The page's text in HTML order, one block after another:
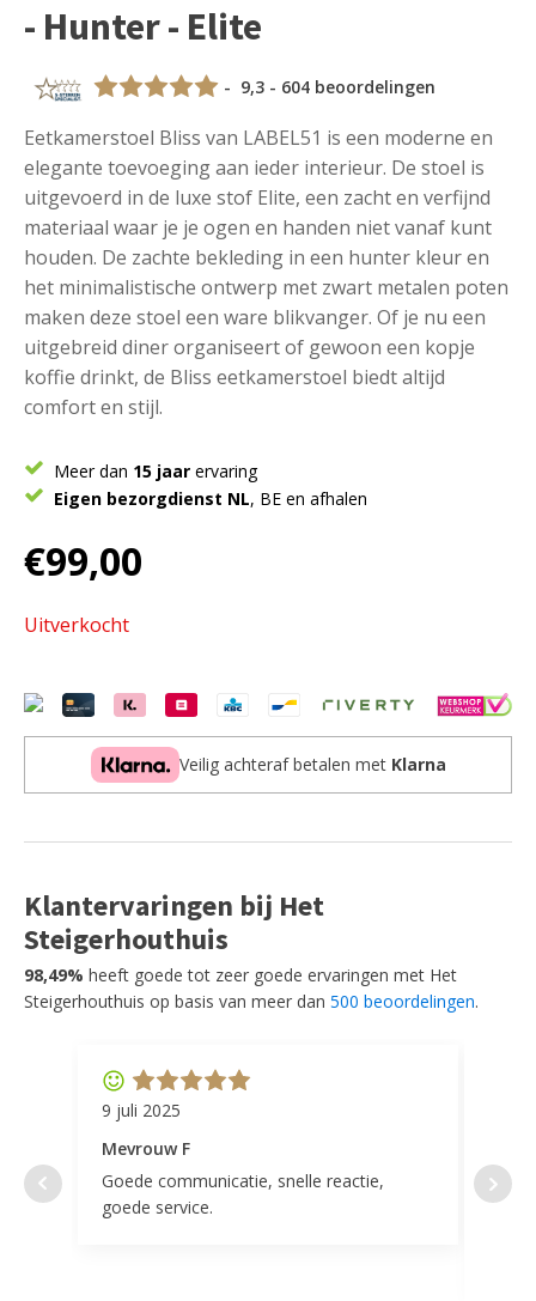
- Hunter - Elite
- 9,3 - 604 beoordelingen
Eetkamerstoel Bliss van LABEL51 is een moderne en
elegante toevoeging aan ieder interieur. De stoel is
uitgevoerd in de luxe stof Elite, een zacht en verfijnd
materiaal waar je je ogen en handen niet vanaf kunt
houden. De zachte bekleding in een hunter kleur en
het minimalistische ontwerp met zwart metalen poten
maken deze stoel een ware blikvanger. Of je nu een
uitgebreid diner organiseert of gewoon een kopje
koffie drinkt, de Bliss eetkamerstoel biedt altijd
comfort en stijl.
Meer dan 15 jaar ervaring
Eigen bezorgdienst NL, BE en afhalen
€99,00
Uitverkocht
Veilig achteraf betalen met Klarna
Klantervaringen bij Het
Steigerhouthuis
98,49% heeft goede tot zeer goede ervaringen met Het
Steigerhouthuis op basis van meer dan 500 beoordelingen.
9 juli 2025
Mevrouw F
Goede communicatie, snelle reactie,
goede service.
door